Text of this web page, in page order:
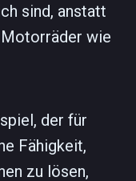
sind, anstatt
wie
der für
Fähigkeit,
zu lösen,